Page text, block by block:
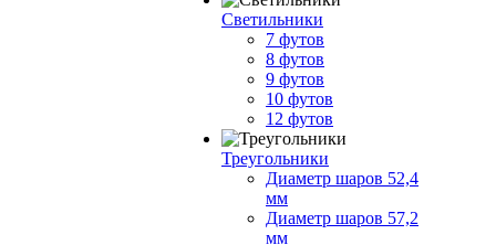
Светильники
7 футов
8 футов
9 футов
10 футов
12 футов
Треугольники
Диаметр шаров 52,4
мм
Диаметр шаров 57,2
мм